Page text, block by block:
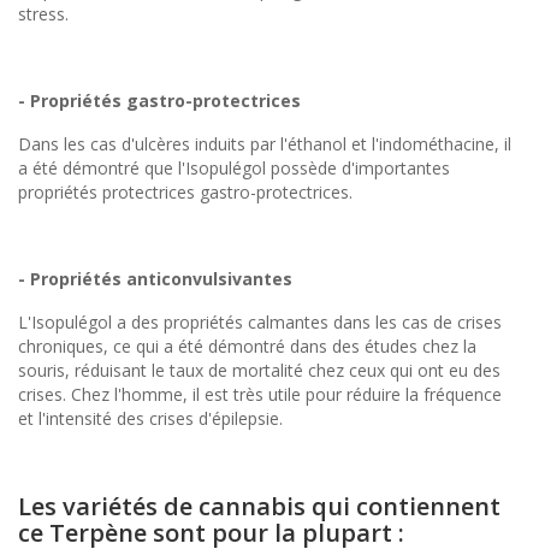
stress.
- Propriétés gastro-protectrices
Dans les cas d'ulcères induits par l'éthanol et l'indométhacine, il
a été démontré que l'Isopulégol possède d'importantes
propriétés protectrices gastro-protectrices.
- Propriétés anticonvulsivantes
L'Isopulégol a des propriétés calmantes dans les cas de crises
chroniques, ce qui a été démontré dans des études chez la
souris, réduisant le taux de mortalité chez ceux qui ont eu des
crises. Chez l'homme, il est très utile pour réduire la fréquence
et l'intensité des crises d'épilepsie.
Les variétés de cannabis qui contiennent
ce Terpène sont pour la plupart :